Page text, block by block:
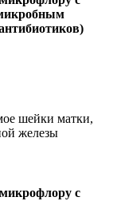
шейки матки,
железы
с